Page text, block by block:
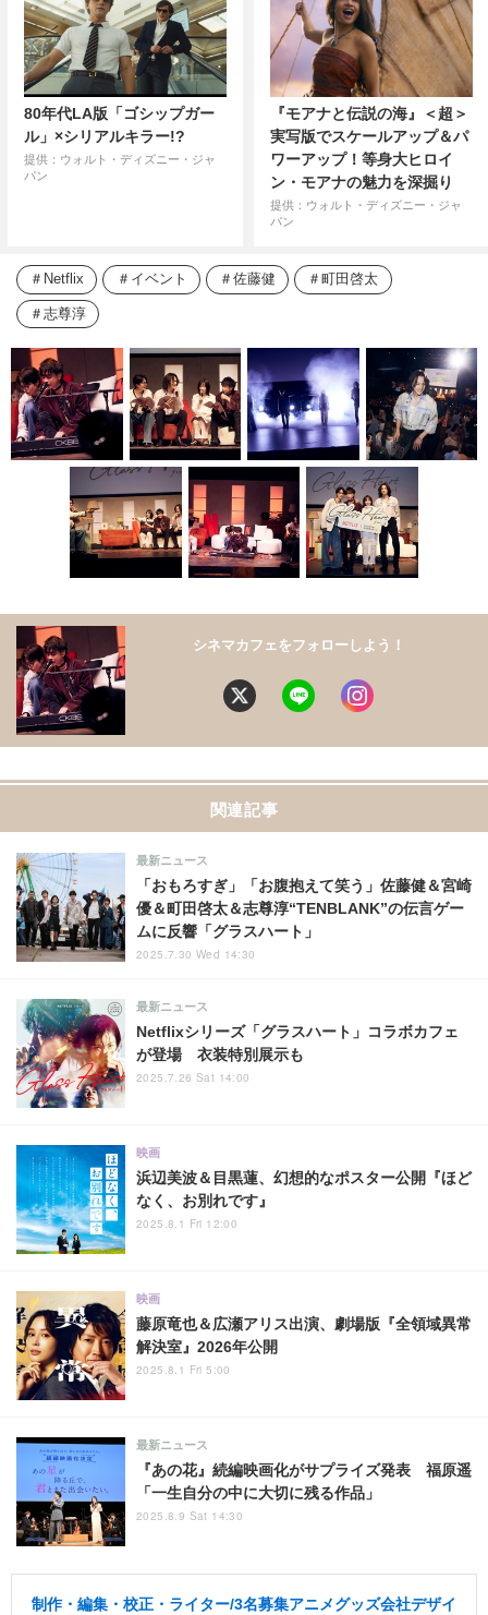
80年代LA版「ゴシップガー
ル」×シリアルキラー!?
提供：ウォルト・ディズニー・ジャ
パン
『モアナと伝説の海』＜超＞
実写版でスケールアップ＆パ
ワーアップ！等身大ヒロイ
ン・モアナの魅力を深掘り
提供：ウォルト・ディズニー・ジャ
パン
Netflix イベント 佐藤健 町田啓太
志尊淳
シネマカフェをフォローしよう！
関連記事
「おもろすぎ」「お腹抱えて笑う」佐藤健＆宮崎
優＆町田啓太＆志尊淳“TENBLANK”の伝言ゲー
ムに反響「グラスハート」
最新ニュース
2025.7.30 Wed 14:30
Netflixシリーズ「グラスハート」コラボカフェ
が登場 衣装特別展示も
最新ニュース
2025.7.26 Sat 14:00
浜辺美波＆目黒蓮、幻想的なポスター公開『ほど
なく、お別れです』
映画
2025.8.1 Fri 12:00
藤原竜也＆広瀬アリス出演、劇場版『全領域異常
解決室』2026年公開
映画
2025.8.1 Fri 5:00
『あの花』続編映画化がサプライズ発表 福原遥
「一生自分の中に大切に残る作品」
最新ニュース
2025.8.9 Sat 14:30
制作・編集・校正・ライター/3名募集アニメグッズ会社デザイ